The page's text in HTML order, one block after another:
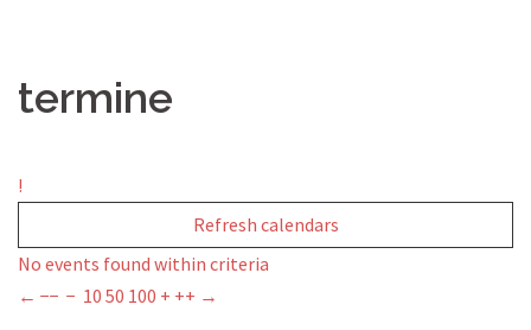
termine
!
Refresh calendars
No events found within criteria
← −− − 10 50 100 + ++ →